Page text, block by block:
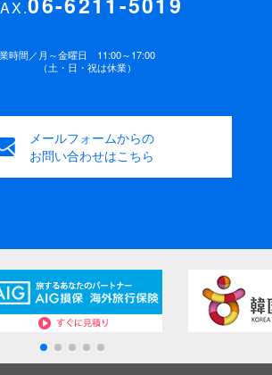
時間／月～金曜日 11:00～17:00
（土・日・祝は休業）
メールフォームからの
お問い合わせはこちら